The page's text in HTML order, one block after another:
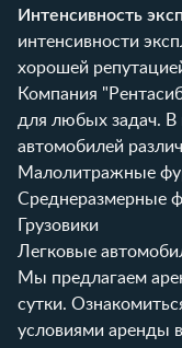
Интенсивность
интенсивности
хорошей
Компания
для любых задач. В
автомобилей
Малолитражные
Среднеразмерные
Грузовики
Легковые
Мы предлагаем
сутки.
условиями аренды